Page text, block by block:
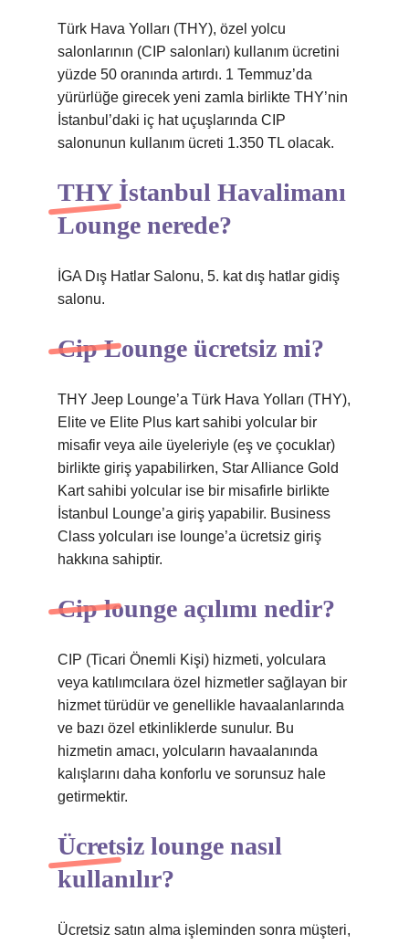
Türk Hava Yolları (THY), özel yolcu
salonlarının (CIP salonları) kullanım ücretini
yüzde 50 oranında artırdı. 1 Temmuz’da
yürürlüğe girecek yeni zamla birlikte THY’nin
İstanbul’daki iç hat uçuşlarında CIP
salonunun kullanım ücreti 1.350 TL olacak.
THY İstanbul Havalimanı
Lounge nerede?
İGA Dış Hatlar Salonu, 5. kat dış hatlar gidiş
salonu.
Cip Lounge ücretsiz mi?
THY Jeep Lounge’a Türk Hava Yolları (THY),
Elite ve Elite Plus kart sahibi yolcular bir
misafir veya aile üyeleriyle (eş ve çocuklar)
birlikte giriş yapabilirken, Star Alliance Gold
Kart sahibi yolcular ise bir misafirle birlikte
İstanbul Lounge’a giriş yapabilir. Business
Class yolcuları ise lounge’a ücretsiz giriş
hakkına sahiptir.
Cip lounge açılımı nedir?
CIP (Ticari Önemli Kişi) hizmeti, yolculara
veya katılımcılara özel hizmetler sağlayan bir
hizmet türüdür ve genellikle havaalanlarında
ve bazı özel etkinliklerde sunulur. Bu
hizmetin amacı, yolcuların havaalanında
kalışlarını daha konforlu ve sorunsuz hale
getirmektir.
Ücretsiz lounge nasıl
kullanılır?
Ücretsiz satın alma işleminden sonra müşteri,